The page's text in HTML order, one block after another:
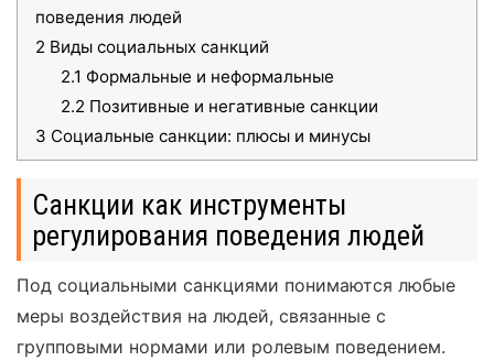
поведения людей
2 Виды социальных санкций
2.1 Формальные и неформальные
2.2 Позитивные и негативные санкции
3 Социальные санкции: плюсы и минусы
Санкции как инструменты
регулирования поведения людей
Под социальными санкциями понимаются любые
меры воздействия на людей, связанные с
групповыми нормами или ролевым поведением.